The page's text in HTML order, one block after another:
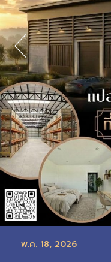
พ.ค. 18, 2026